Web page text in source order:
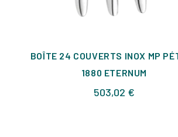
BOÎTE 24 COUVERTS INOX MP
1880 ETERNUM
503,02 €